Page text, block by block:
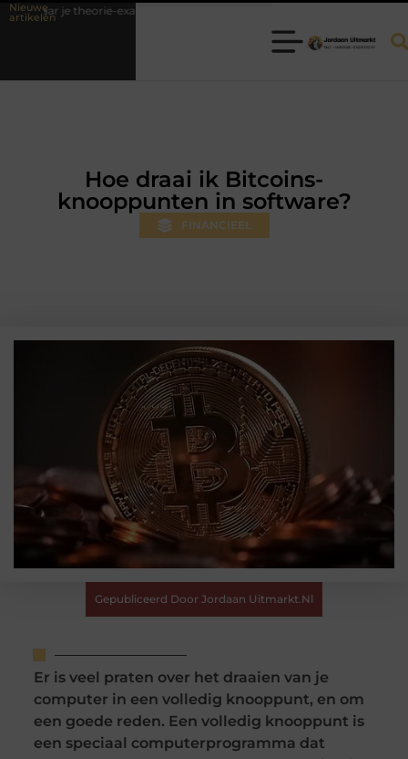
Nieuwe
artikelen
examen Fysiotherapie Hilversum: professionele hulp bij pijn en
Hoe draai ik Bitcoins-
knooppunten in software?
FINANCIEEL
Gepubliceerd Door Jordaan Uitmarkt.nl
Er is veel praten over het draaien van je
computer in een volledig knooppunt, en om
een goede reden. Een volledig knooppunt is
een speciaal computerprogramma dat